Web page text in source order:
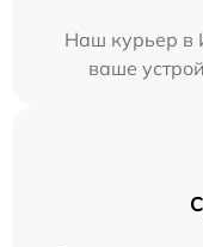
Наш курьер в
ваше